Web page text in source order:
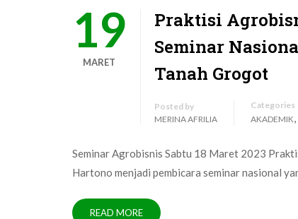
19
MARET
Praktisi
Seminar
Tanah Grogot
Posted by
MERINA AFRILIA
Categories
AKADEMIK,
Seminar Agrobisnis Sabtu 18 Maret 2023
Hartono menjadi pembicara seminar nasional
READ MORE